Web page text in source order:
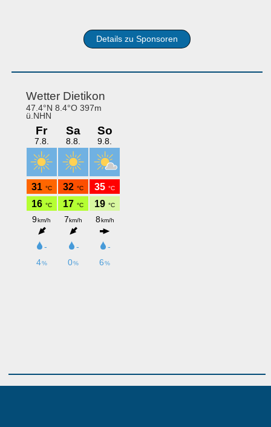
Details zu Sponsoren